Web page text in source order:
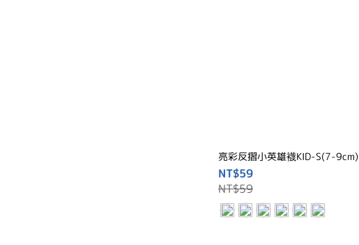
亮彩反摺小英雄襪KID-S(7-9cm)
NT$59
NT$59